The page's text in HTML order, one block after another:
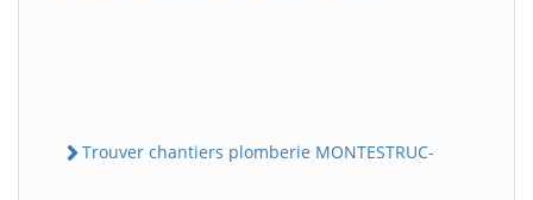
Trouver chantiers plomberie MONTESTRUC-